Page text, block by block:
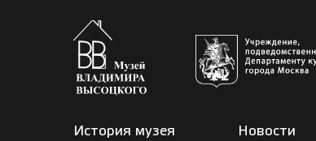
История музея Новости